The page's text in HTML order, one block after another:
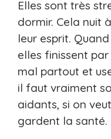
Elles sont très
dormir. Cela nuit
leur esprit.
elles finissent
mal partout et
il faut vraiment
aidants, si on
gardent la santé.